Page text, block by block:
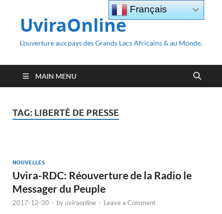
UviraOnline
L’ouverture aux pays des Grands Lacs Africains & au Monde.
MAIN MENU
TAG: LIBERTÉ DE PRESSE
NOUVELLES
Uvira-RDC: Réouverture de la Radio le
Messager du Peuple
2017-12-30 - byuviraonline - Leave a Comment
Français